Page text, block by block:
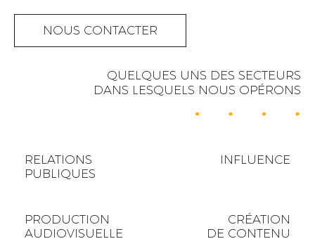
NOUS CONTACTER
QUELQUES UNS DES SECTEURS
DANS LESQUELS NOUS OPÉRONS
RELATIONS
PUBLIQUES
INFLUENCE
PRODUCTION
AUDIOVISUELLE
CRÉATION
DE CONTENU